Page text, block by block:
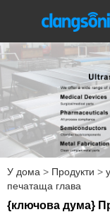
У дома > Продукти >
печатаща глава
{ключова дума}